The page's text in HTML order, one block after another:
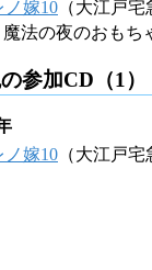
ノ嫁10 （大江戸宅
魔法の夜のおもち
参加CD（1）
ノ嫁10 （大江戸宅